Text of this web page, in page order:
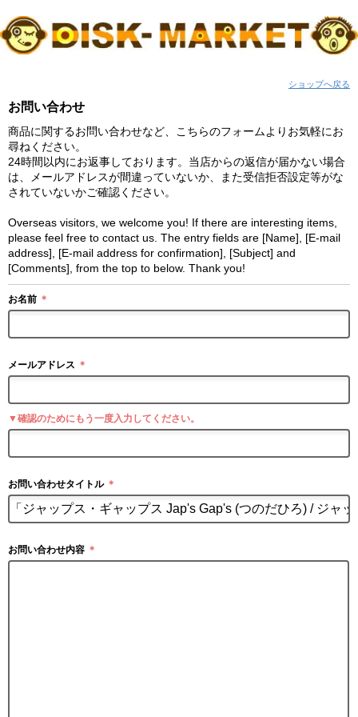
ショップへ戻る
お問い合わせ
商品に関するお問い合わせなど、こちらのフォームよりお気軽にお
尋ねください。
24時間以内にお返事しております。当店からの返信が届かない場合
は、メールアドレスが間違っていないか、また受信拒否設定等がな
されていないかご確認ください。
Overseas visitors, we welcome you! If there are interesting items,
please feel free to contact us. The entry fields are [Name], [E-mail
address], [E-mail address for confirmation], [Subject] and
[Comments], from the top to below. Thank you!
お名前 ＊
メールアドレス ＊
▼確認のためにもう一度入力してください。
お問い合わせタイトル ＊
お問い合わせ内容 ＊